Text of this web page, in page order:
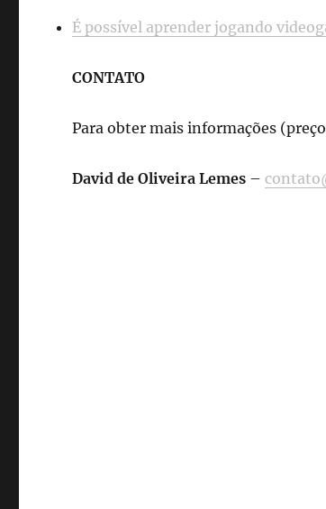
É possível aprender jogando
CONTATO
Para obter mais informações
David de Oliveira Lemes –